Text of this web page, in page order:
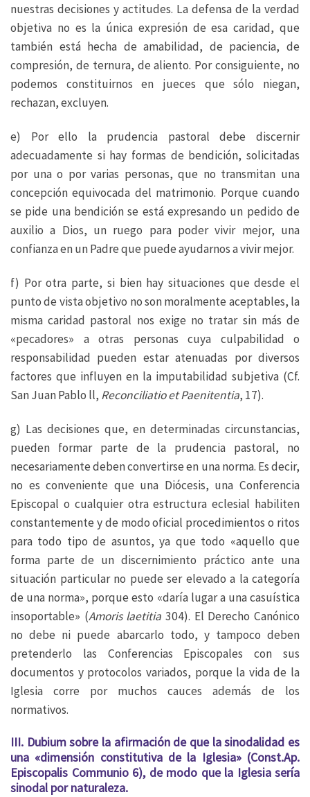
nuestras decisiones y actitudes. La defensa de la verdad
objetiva no es la única expresión de esa caridad, que
también está hecha de amabilidad, de paciencia, de
compresión, de ternura, de aliento. Por consiguiente, no
podemos constituirnos en jueces que sólo niegan,
rechazan, excluyen.
e) Por ello la prudencia pastoral debe discernir
adecuadamente si hay formas de bendición, solicitadas
por una o por varias personas, que no transmitan una
concepción equivocada del matrimonio. Porque cuando
se pide una bendición se está expresando un pedido de
auxilio a Dios, un ruego para poder vivir mejor, una
confianza en un Padre que puede ayudarnos a vivir mejor.
f) Por otra parte, si bien hay situaciones que desde el
punto de vista objetivo no son moralmente aceptables, la
misma caridad pastoral nos exige no tratar sin más de
«pecadores» a otras personas cuya culpabilidad o
responsabilidad pueden estar atenuadas por diversos
factores que influyen en la imputabilidad subjetiva (Cf.
San Juan Pablo ll, Reconciliatio et Paenitentia, 17).
g) Las decisiones que, en determinadas circunstancias,
pueden formar parte de la prudencia pastoral, no
necesariamente deben convertirse en una norma. Es decir,
no es conveniente que una Diócesis, una Conferencia
Episcopal o cualquier otra estructura eclesial habiliten
constantemente y de modo oficial procedimientos o ritos
para todo tipo de asuntos, ya que todo «aquello que
forma parte de un discernimiento práctico ante una
situación particular no puede ser elevado a la categoría
de una norma», porque esto «daría lugar a una casuística
insoportable» (Amoris laetitia 304). El Derecho Canónico
no debe ni puede abarcarlo todo, y tampoco deben
pretenderlo las Conferencias Episcopales con sus
documentos y protocolos variados, porque la vida de la
Iglesia corre por muchos cauces además de los
normativos.
III. Dubium sobre la afirmación de que la sinodalidad es
una «dimensión constitutiva de la Iglesia» (Const.Ap.
Episcopalis Communio 6), de modo que la Iglesia sería
sinodal por naturaleza.